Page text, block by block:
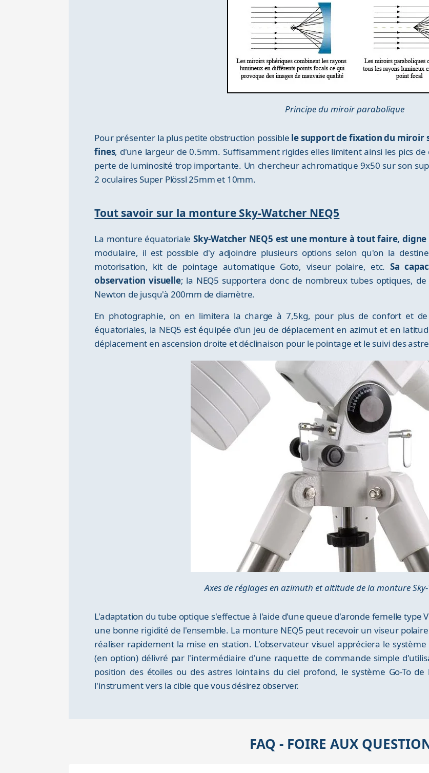
Principe du miroir parabolique
Pour présenter la plus petite obstruction possible le support de fixation du miroir
fines, d'une largeur de 0.5mm. Suffisamment rigides elles limitent ainsi les pics
perte de luminosité trop importante. Un chercheur achromatique 9x50 sur son
2 oculaires Super Plössl 25mm et 10mm.
Tout savoir sur la monture Sky-Watcher NEQ5
La monture équatoriale Sky-Watcher NEQ5 est une monture à tout faire,
modulaire, il est possible d'y adjoindre plusieurs options selon qu'on la
motorisation, kit de pointage automatique Goto, viseur polaire, etc. Sa
observation visuelle; la NEQ5 supportera donc de nombreux tubes optiques,
Newton de jusqu'à 200mm de diamètre.
En photographie, on en limitera la charge à 7,5kg, pour plus de confort et
équatoriales, la NEQ5 est équipée d'un jeu de déplacement en azimut et en
déplacement en ascension droite et déclinaison pour le pointage et le suivi des
Axes de réglages en azimuth et altitude de la monture
L'adaptation du tube optique s'effectue à l'aide d'une queue d'aronde femelle type
une bonne rigidité de l'ensemble. La monture NEQ5 peut recevoir un viseur
réaliser rapidement la mise en station. L'observateur visuel appréciera le
(en option) délivré par l'intermédiaire d'une raquette de commande simple
position des étoiles ou des astres lointains du ciel profond, le système Go-To
l'instrument vers la cible que vous désirez observer.
FAQ - FOIRE AUX